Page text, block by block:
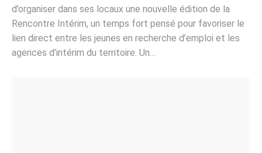
d’organiser dans ses locaux une nouvelle édition de la
Rencontre Intérim, un temps fort pensé pour favoriser le
lien direct entre les jeunes en recherche d’emploi et les
agences d’intérim du territoire. Un…